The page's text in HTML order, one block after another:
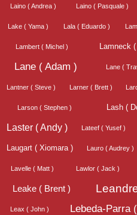
Laino ( Andrea ) Laino ( Pasquale )
Lake ( Yama ) Lala ( Eduardo )
Lambert ( Michel ) Lamneck
Lane ( Adam ) Lane (
Lantner ( Steve ) Larner ( Brett )
Larson ( Stephen ) Lash (
Laster ( Andy ) Lateef ( Yusef )
Laugart ( Xiomara ) Lauro ( Audrey )
Lavelle ( Matt ) Lawlor ( Jack )
Leake ( Brent )
Leax ( John ) Lebeda-Parra